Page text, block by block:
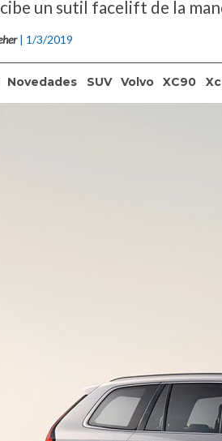
un sutil facelift de la
| 1/3/2019
Novedades SUV Volvo XC90